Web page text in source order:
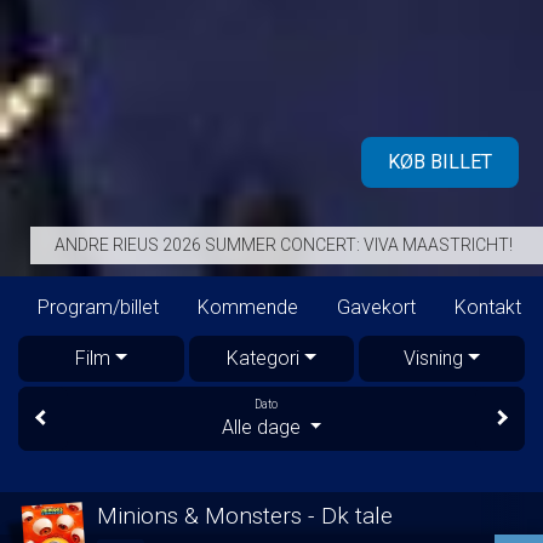
ANDRE RIEUS 2026 SUMMER CONCERT: VIVA MAASTRICHT!
KØB BILLET
Program/billet Kommende Gavekort Kontakt
Film Kategori Visning
Dato
Alle dage
Minions & Monsters - Dk tale